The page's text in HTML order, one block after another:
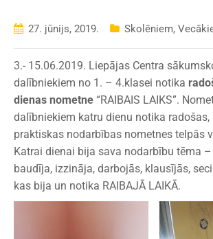
27. jūnijs, 2019. Skolēniem,
3.- 15.06.2019. Liepājas Centra
dalībniekiem no 1. – 4.klasei notika
dienas nometne “RAIBAIS LAIKS”.
dalībniekiem katru dienu notika
praktiskas nodarbības nometnes telpās
Katrai dienai bija sava nodarbību tēma
baudīja, izzināja, darbojās, klausījās,
kas bija un notika RAIBAJĀ LAIKĀ.